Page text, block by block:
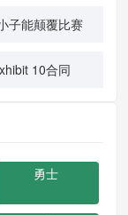
子能颠覆比赛
10合同
勇士